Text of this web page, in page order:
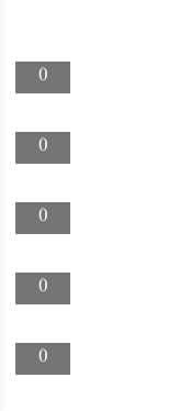
0
0
0
0
0